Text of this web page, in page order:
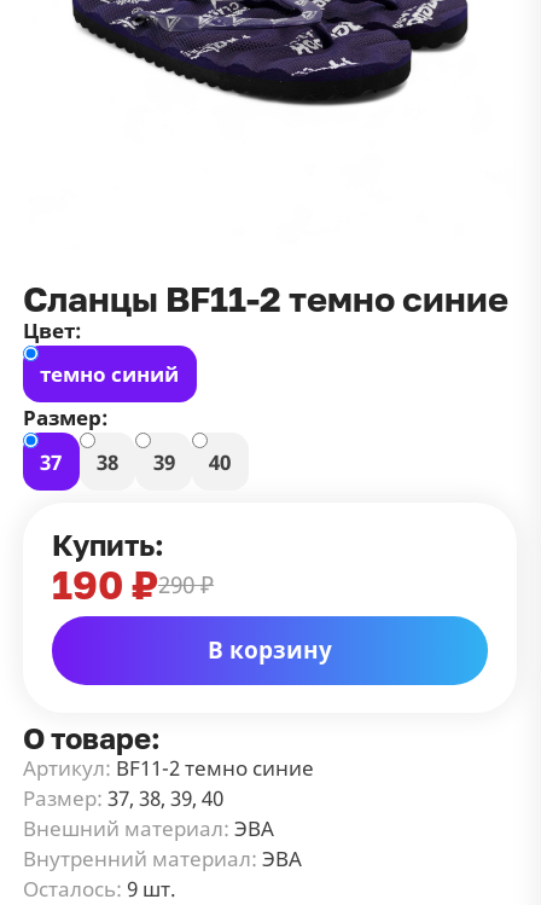
Сланцы BF11-2 темно синие
Цвет:
темно синий
Размер:
37
38 39 40
Купить:
190 ₽290 ₽
В корзину
О товаре:
Артикул: BF11-2 темно синие
Размер: 37, 38, 39, 40
Внешний материал: ЭВА
Внутренний материал: ЭВА
Осталось: 9 шт.
данныхипубличной оффертой
Зарегистрироваться
100 ₽